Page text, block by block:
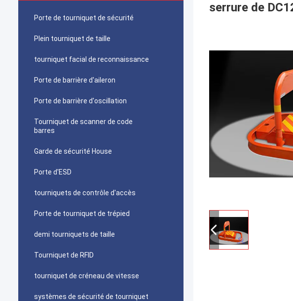
Porte de tourniquet de sécurité
Plein tourniquet de taille
tourniquet facial de reconnaissance
Porte de barrière d'aileron
Porte de barrière d'oscillation
Tourniquet de scanner de code
barres
Garde de sécurité House
Porte d'ESD
tourniquets de contrôle d'accès
Porte de tourniquet de trépied
demi tourniquets de taille
Tourniquet de RFID
tourniquet de créneau de vitesse
systèmes de sécurité de tourniquet
serrure de